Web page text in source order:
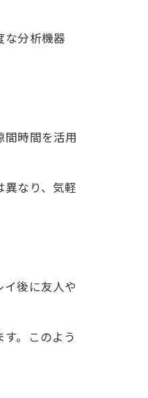
な分析機器
時間を活用
なり、気軽
後に友人や
。このよう